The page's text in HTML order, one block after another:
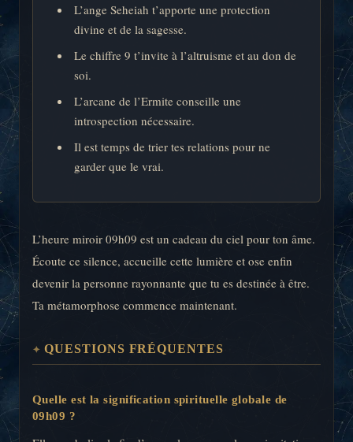
L’ange Seheiah t’apporte une protection
divine et de la sagesse.
Le chiffre 9 t’invite à l’altruisme et au don de
soi.
L’arcane de l’Ermite conseille une
introspection nécessaire.
Il est temps de trier tes relations pour ne
garder que le vrai.
L’heure miroir 09h09 est un cadeau du ciel pour ton âme.
Écoute ce silence, accueille cette lumière et ose enfin
devenir la personne rayonnante que tu es destinée à être.
Ta métamorphose commence maintenant.
QUESTIONS FRÉQUENTES
Quelle est la signification spirituelle globale de
09h09 ?